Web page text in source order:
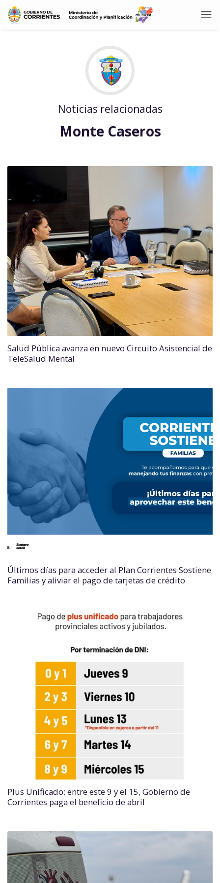
Noticias relacionadas
Monte Caseros
Salud Pública avanza en nuevo Circuito Asistencial de
TeleSalud Mental
Últimos días para acceder al Plan Corrientes Sostiene
Familias y aliviar el pago de tarjetas de crédito
Plus Unificado: entre este 9 y el 15, Gobierno de
Corrientes paga el beneficio de abril